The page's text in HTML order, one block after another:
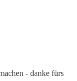
- danke fürs